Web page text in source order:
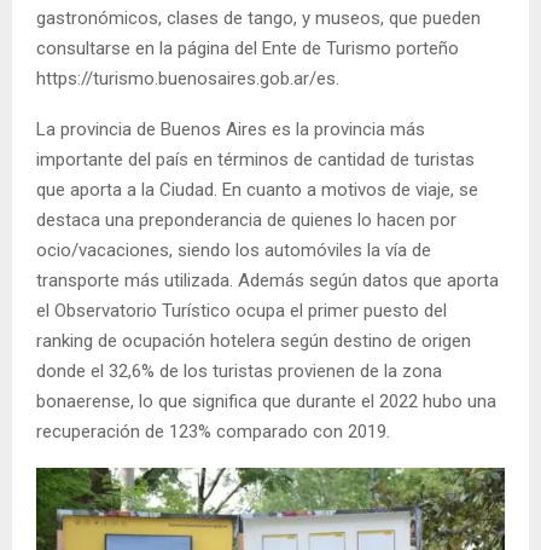
gastronómicos, clases de tango, y museos, que pueden
consultarse en la página del Ente de Turismo porteño
https://turismo.buenosaires.gob.ar/es.
La provincia de Buenos Aires es la provincia más
importante del país en términos de cantidad de turistas
que aporta a la Ciudad. En cuanto a motivos de viaje, se
destaca una preponderancia de quienes lo hacen por
ocio/vacaciones, siendo los automóviles la vía de
transporte más utilizada. Además según datos que aporta
el Observatorio Turístico ocupa el primer puesto del
ranking de ocupación hotelera según destino de origen
donde el 32,6% de los turistas provienen de la zona
bonaerense, lo que significa que durante el 2022 hubo una
recuperación de 123% comparado con 2019.